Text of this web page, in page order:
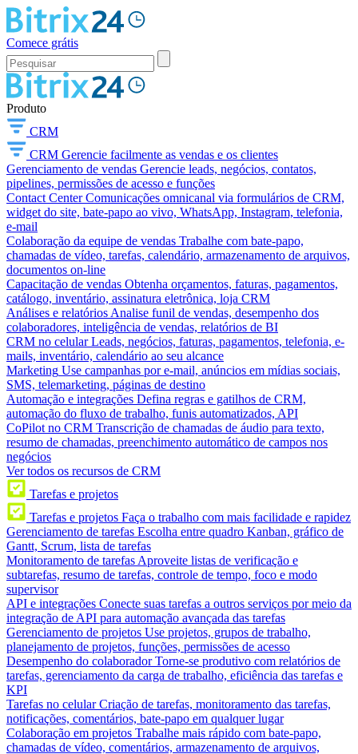
Comece grátis
Produto
CRM
CRM Gerencie facilmente as vendas e os clientes
Gerenciamento de vendas Gerencie leads, negócios, contatos,
pipelines, permissões de acesso e funções
Contact Center Comunicações omnicanal via formulários de CRM,
widget do site, bate-papo ao vivo, WhatsApp, Instagram, telefonia,
e-mail
Colaboração da equipe de vendas Trabalhe com bate-papo,
chamadas de vídeo, tarefas, calendário, armazenamento de arquivos,
documentos on-line
Capacitação de vendas Obtenha orçamentos, faturas, pagamentos,
catálogo, inventário, assinatura eletrônica, loja CRM
Análises e relatórios Analise funil de vendas, desempenho dos
colaboradores, inteligência de vendas, relatórios de BI
CRM no celular Leads, negócios, faturas, pagamentos, telefonia, e-
mails, inventário, calendário ao seu alcance
Marketing Use campanhas por e-mail, anúncios em mídias sociais,
SMS, telemarketing, páginas de destino
Automação e integrações Defina regras e gatilhos de CRM,
automação do fluxo de trabalho, funis automatizados, API
CoPilot no CRM Transcrição de chamadas de áudio para texto,
resumo de chamadas, preenchimento automático de campos nos
negócios
Ver todos os recursos de CRM
Tarefas e projetos
Tarefas e projetos Faça o trabalho com mais facilidade e rapidez
Gerenciamento de tarefas Escolha entre quadro Kanban, gráfico de
Gantt, Scrum, lista de tarefas
Monitoramento de tarefas Aproveite listas de verificação e
subtarefas, resumo de tarefas, controle de tempo, foco e modo
supervisor
API e integrações Conecte suas tarefas a outros serviços por meio da
integração de API para automação avançada das tarefas
Gerenciamento de projetos Use projetos, grupos de trabalho,
planejamento de projetos, funções, permissões de acesso
Desempenho do colaborador Torne-se produtivo com relatórios de
tarefas, gerenciamento da carga de trabalho, eficiência das tarefas e
KPI
Tarefas no celular Criação de tarefas, monitoramento das tarefas,
notificações, comentários, bate-papo em qualquer lugar
Colaboração em projetos Trabalhe mais rápido com bate-papo,
chamadas de vídeo, comentários, armazenamento de arquivos,